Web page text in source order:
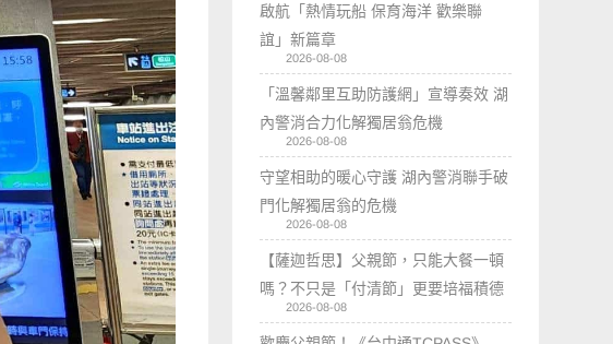
啟航「熱情玩船 保育海洋 歡樂聯
誼」新篇章
2026-08-08
「溫馨鄰里互助防護網」宣導奏效 湖
內警消合力化解獨居翁危機
2026-08-08
守望相助的暖心守護 湖內警消聯手破
門化解獨居翁的危機
2026-08-08
【薩迦哲思】父親節，只能大餐一頓
嗎？不只是「付清節」更要培福積德
2026-08-08